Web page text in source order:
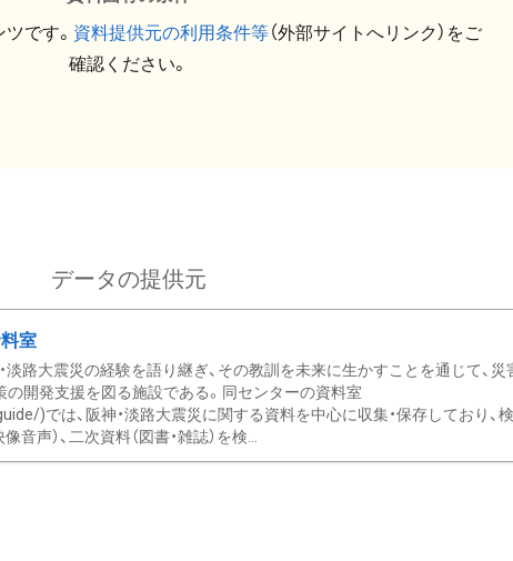
です。 資料提供元の利用条件等（外部サイトへリンク）をご
確認ください。
データの提供元
室
淡路大震災の経験を語り継ぎ、その教訓を未来に生かすことを通じて、
の開発支援を図る施設である。同センターの資料室
)では、阪神・淡路大震災に関する資料を中心に収集・保存しており、
音声）、二次資料（図書・雑誌）を検...